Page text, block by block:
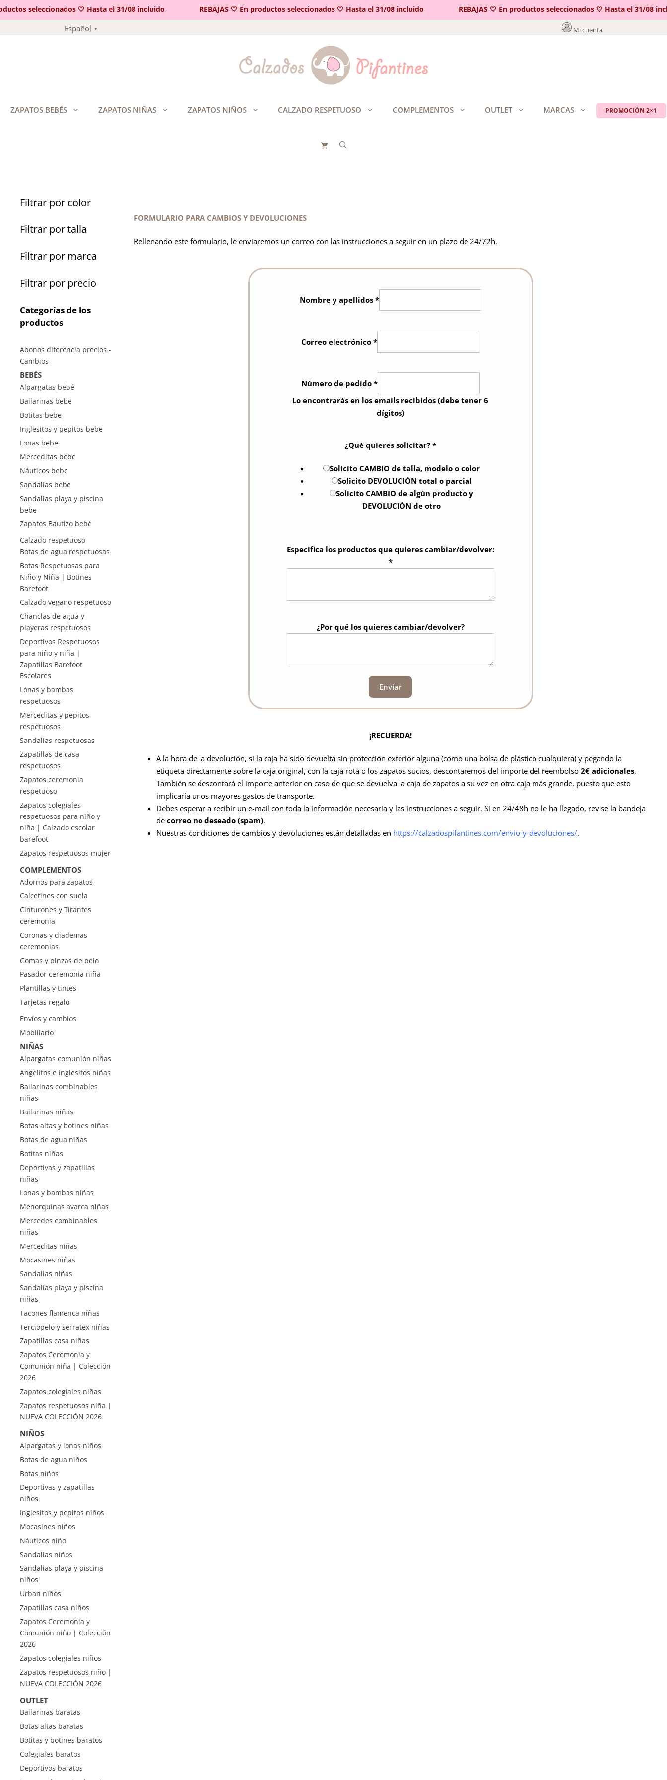
seleccionados 🤍 Hasta el 31/08 incluido REBAJAS 🤍 En productos seleccionados 🤍 Hasta el 31/08 incluido REBAJAS 🤍 En productos seleccionados 🤍 Hasta el 31/08
Español ▼ Mi cuenta
ZAPATOS BEBÉS ZAPATOS NIÑAS ZAPATOS NIÑOS CALZADO RESPETUOSO COMPLEMENTOS OUTLET MARCAS PROMOCIÓN 2×1
FORMULARIO PARA CAMBIOS Y DEVOLUCIONES
Rellenando este formulario, le enviaremos un correo con las instrucciones a seguir en un plazo de 24/72h.
Nombre y apellidos *
Correo electrónico*
Número de pedido *
Lo encontrarás en los emails recibidos (debe tener 6
dígitos)
¿Qué quieres solicitar? *
Solicito CAMBIO de talla, modelo o color
Solicito DEVOLUCIÓN total o parcial
Solicito CAMBIO de algún producto y
DEVOLUCIÓN de otro
Especifica los productos que quieres cambiar/devolver:
*
¿Por qué los quieres cambiar/devolver?
Enviar
¡RECUERDA!
A la hora de la devolución, si la caja ha sido devuelta sin protección exterior alguna (como una bolsa de plástico cualquiera) y pegando la
etiqueta directamente sobre la caja original, con la caja rota o los zapatos sucios, descontaremos del importe del reembolso 2€ adicionales.
También se descontará el importe anterior en caso de que se devuelva la caja de zapatos a su vez en otra caja más grande, puesto que esto
implicaría unos mayores gastos de transporte.
Debes esperar a recibir un e-mail con toda la información necesaria y las instrucciones a seguir. Si en 24/48h no le ha llegado, revise la bandeja
de correo no deseado (spam).
Nuestras condiciones de cambios y devoluciones están detalladas en https://calzadospifantines.com/envio-y-devoluciones/.
Filtrar por color
Filtrar por talla
Filtrar por marca
Filtrar por precio
Categorías de los
productos
Abonos diferencia precios -
Cambios
BEBÉS
Alpargatas bebé
Bailarinas bebe
Botitas bebe
Inglesitos y pepitos bebe
Lonas bebe
Merceditas bebe
Náuticos bebe
Sandalias bebe
Sandalias playa y piscina
bebe
Zapatos Bautizo bebé
Calzado respetuoso
Botas de agua respetuosas
Botas Respetuosas para
Niño y Niña | Botines
Barefoot
Calzado vegano respetuoso
Chanclas de agua y
playeras respetuosos
Deportivos Respetuosos
para niño y niña |
Zapatillas Barefoot
Escolares
Lonas y bambas
respetuosos
Merceditas y pepitos
respetuosos
Sandalias respetuosas
Zapatillas de casa
respetuosos
Zapatos ceremonia
respetuoso
Zapatos colegiales
respetuosos para niño y
niña | Calzado escolar
barefoot
Zapatos respetuosos mujer
COMPLEMENTOS
Adornos para zapatos
Calcetines con suela
Cinturones y Tirantes
ceremonia
Coronas y diademas
ceremonias
Gomas y pinzas de pelo
Pasador ceremonia niña
Plantillas y tintes
Tarjetas regalo
Envíos y cambios
Mobiliario
NIÑAS
Alpargatas comunión niñas
Angelitos e inglesitos niñas
Bailarinas combinables
niñas
Bailarinas niñas
Botas altas y botines niñas
Botas de agua niñas
Botitas niñas
Deportivas y zapatillas
niñas
Lonas y bambas niñas
Menorquinas avarca niñas
Mercedes combinables
niñas
Merceditas niñas
Mocasines niñas
Sandalias niñas
Sandalias playa y piscina
niñas
Tacones flamenca niñas
Terciopelo y serratex niñas
Zapatillas casa niñas
Zapatos Ceremonia y
Comunión niña | Colección
2026
Zapatos colegiales niñas
Zapatos respetuosos niña |
NUEVA COLECCIÓN 2026
NIÑOS
Alpargatas y lonas niños
Botas de agua niños
Botas niños
Deportivas y zapatillas
niños
Inglesitos y pepitos niños
Mocasines niños
Náuticos niño
Sandalias niños
Sandalias playa y piscina
niños
Urban niños
Zapatillas casa niños
Zapatos Ceremonia y
Comunión niño | Colección
2026
Zapatos colegiales niños
Zapatos respetuosos niño |
NUEVA COLECCIÓN 2026
OUTLET
Bailarinas baratas
Botas altas baratas
Botitas y botines baratos
Colegiales baratos
Deportivos baratos